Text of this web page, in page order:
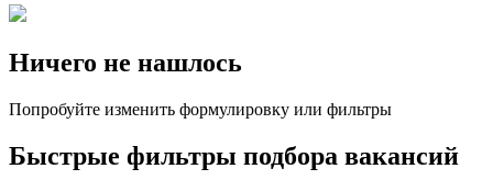
Ничего не нашлось
Попробуйте изменить формулировку или фильтры
Быстрые фильтры подбора вакансий